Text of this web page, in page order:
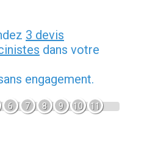
3 devis
dans votre
engagement.
6 7 8 9 10 11